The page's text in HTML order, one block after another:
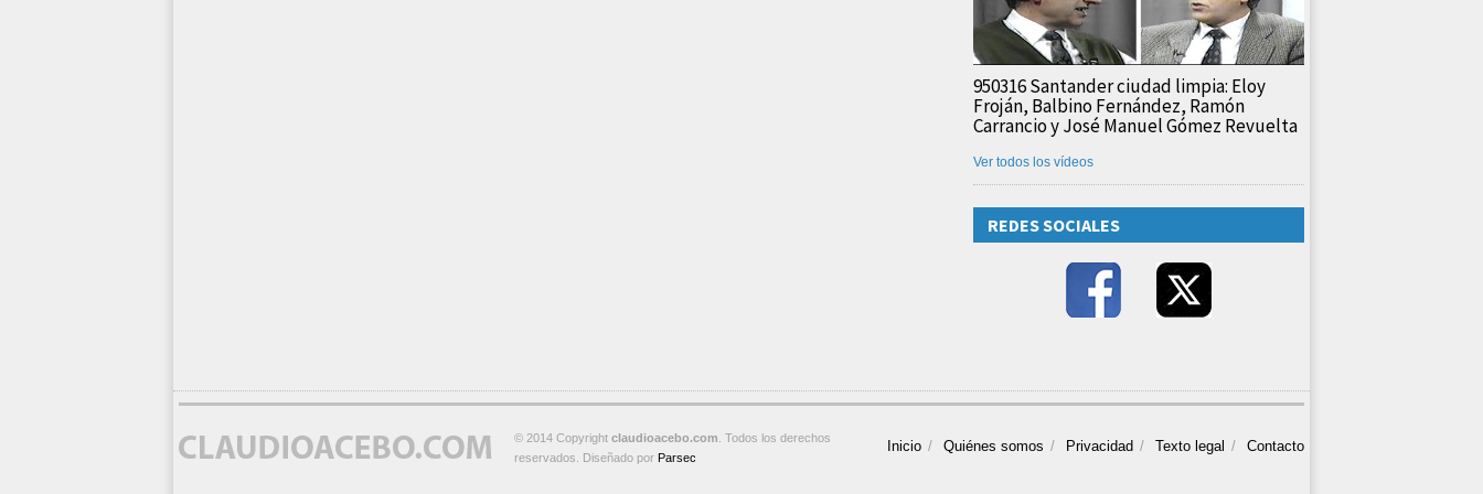
950316 Santander ciudad limpia: Eloy
Froján, Balbino Fernández, Ramón
Carrancio y José Manuel Gómez Revuelta
Ver todos los vídeos
REDES SOCIALES
Inicio Quiénes somos Privacidad Texto legal Contacto
© 2014 Copyright claudioacebo.com . Todos los derechos
reservados. Diseñado por Parsec